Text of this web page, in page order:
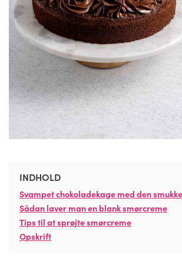
INDHOLD
Svampet chokoladekage med den
Sådan laver man en blank smørcreme
Tips til at sprøjte smørcreme
Opskrift